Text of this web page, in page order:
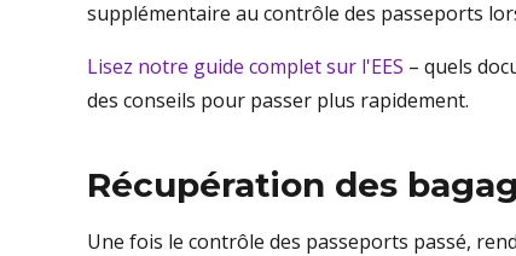
supplémentaire au contrôle des passeports
Lisez notre guide complet sur l'EES – quels
des conseils pour passer plus rapidement.
Récupération des
Une fois le contrôle des passeports passé,